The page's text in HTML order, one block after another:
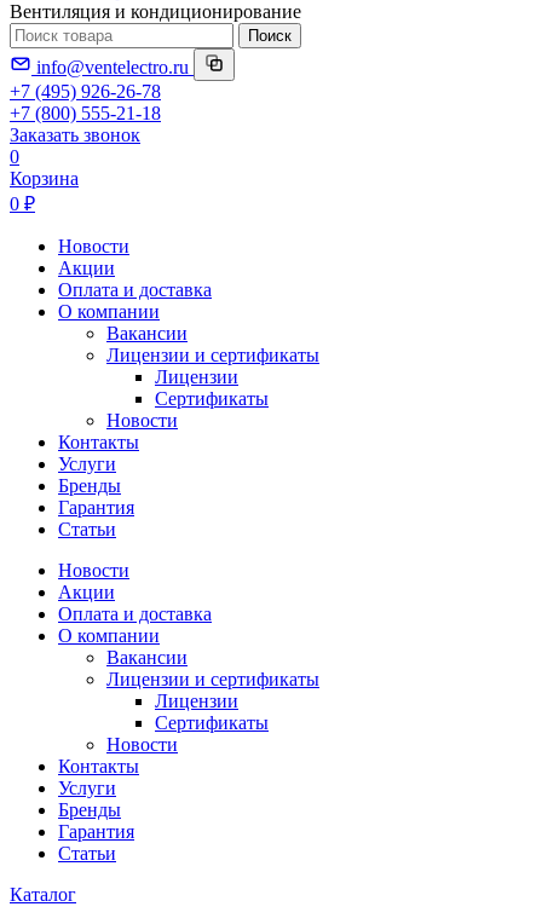
Вентиляция и кондиционирование
Поиск
info@ventelectro.ru
+7 (495) 926-26-78
+7 (800) 555-21-18
Заказать звонок
0
Корзина
0 ₽
Новости
Акции
Оплата и доставка
О компании
Вакансии
Лицензии и сертификаты
Лицензии
Сертификаты
Новости
Контакты
Услуги
Бренды
Гарантия
Статьи
Новости
Акции
Оплата и доставка
О компании
Вакансии
Лицензии и сертификаты
Лицензии
Сертификаты
Новости
Контакты
Услуги
Бренды
Гарантия
Статьи
Каталог